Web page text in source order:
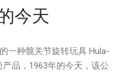
今天
一种髋关节旋转玩具 Hula-
品，1963年的今天，该公